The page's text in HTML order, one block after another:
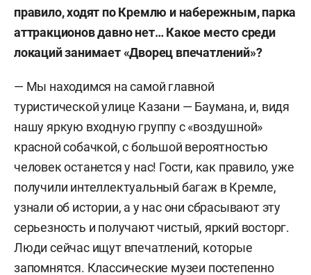
правило, ходят по Кремлю и набережным, парка
аттракционов давно нет… Какое место среди
локаций занимает «Дворец впечатлений»?
— Мы находимся на самой главной
туристической улице Казани — Баумана, и, видя
нашу яркую входную группу с «воздушной»
красной собачкой, с большой вероятностью
человек останется у нас! Гости, как правило, уже
получили интеллектуальный багаж в Кремле,
узнали об истории, а у нас они сбрасывают эту
серьезность и получают чистый, яркий восторг.
Люди сейчас ищут впечатлений, которые
запомнятся. Классические музеи постепенно